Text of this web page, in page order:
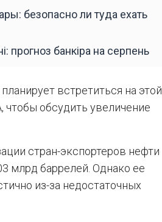
безопасно ли туда ехать
прогноз банкіра на серпень
встретиться на этой
обсудить увеличение
стран-экспортеров нефти
млрд баррелей. Однако ее
из-за недостаточных